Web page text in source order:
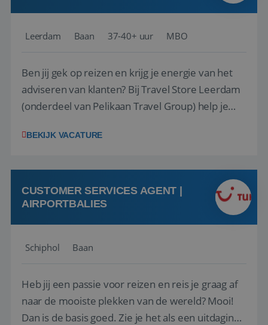
Leerdam Baan 37-40+ uur MBO
Ben jij gek op reizen en krijg je energie van het
adviseren van klanten? Bij Travel Store Leerdam
(onderdeel van Pelikaan Travel Group) help je
vinden. Samen maken we van elke reis een
hebt in de reisbranche of j...
BEKIJK VACATURE
CUSTOMER SERVICES AGENT |
AIRPORTBALIES
Schiphol Baan
Heb jij een passie voor reizen en reis je graag af
naar de mooiste plekken van de wereld? Mooi!
Dan is de basis goed. Zie je het als een uitdaging